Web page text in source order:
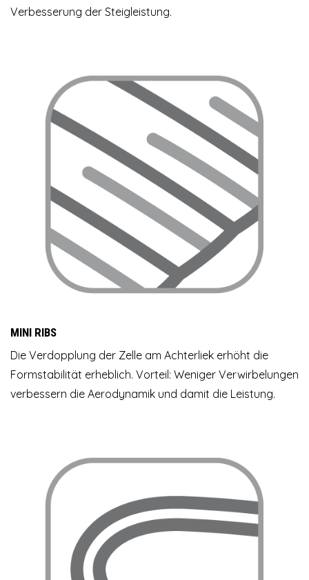
Verbesserung der Steigleistung.
MINI RIBS
Die Verdopplung der Zelle am Achterliek erhöht die
Formstabilität erheblich. Vorteil: Weniger Verwirbelungen
verbessern die Aerodynamik und damit die Leistung.